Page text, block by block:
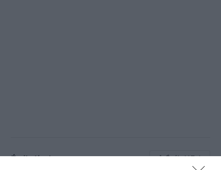
Értékelések Értékeld Te is